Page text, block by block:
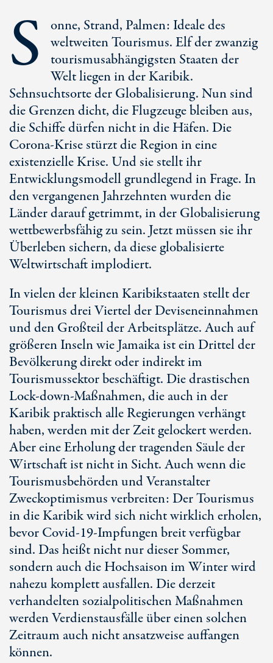
S
onne, Strand, Palmen: Ideale des
weltweiten Tourismus. Elf der zwanzig
tourismusabhängigsten Staaten der
Welt liegen in der Karibik.
Sehnsuchtsorte der Globalisierung. Nun sind
die Grenzen dicht, die Flugzeuge bleiben aus,
die Schiffe dürfen nicht in die Häfen. Die
Corona-Krise stürzt die Region in eine
existenzielle Krise. Und sie stellt ihr
Entwicklungsmodell grundlegend in Frage. In
den vergangenen Jahrzehnten wurden die
Länder darauf getrimmt, in der Globalisierung
wettbewerbsfähig zu sein. Jetzt müssen sie ihr
Überleben sichern, da diese globalisierte
Weltwirtschaft implodiert.
In vielen der kleinen Karibikstaaten stellt der
Tourismus drei Viertel der Deviseneinnahmen
und den Großteil der Arbeitsplätze. Auch auf
größeren Inseln wie Jamaika ist ein Drittel der
Bevölkerung direkt oder indirekt im
Tourismussektor beschäftigt. Die drastischen
Lock-down-Maßnahmen, die auch in der
Karibik praktisch alle Regierungen verhängt
haben, werden mit der Zeit gelockert werden.
Aber eine Erholung der tragenden Säule der
Wirtschaft ist nicht in Sicht. Auch wenn die
Tourismusbehörden und Veranstalter
Zweckoptimismus verbreiten: Der Tourismus
in die Karibik wird sich nicht wirklich erholen,
bevor Covid-19-Impfungen breit verfügbar
sind. Das heißt nicht nur dieser Sommer,
sondern auch die Hochsaison im Winter wird
nahezu komplett ausfallen. Die derzeit
verhandelten sozialpolitischen Maßnahmen
werden Verdienstausfälle über einen solchen
Zeitraum auch nicht ansatzweise auffangen
können.